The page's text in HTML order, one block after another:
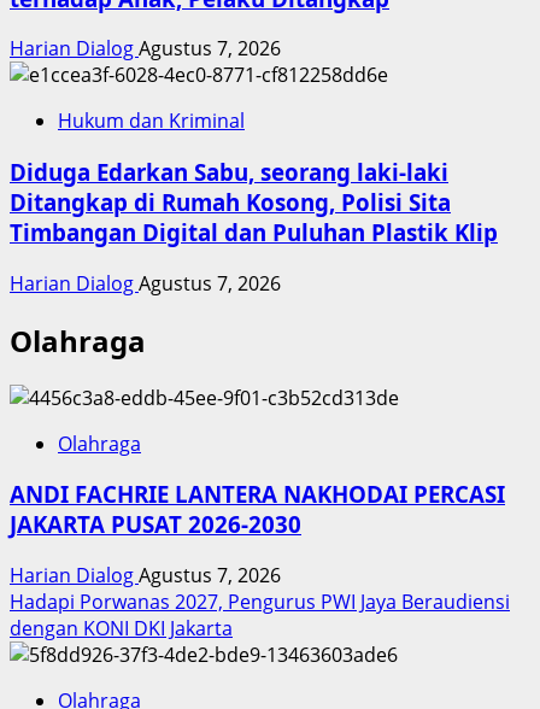
Harian DialogAgustus 7, 2026
Hukum dan Kriminal
Diduga Edarkan Sabu, seorang laki-laki
Ditangkap di Rumah Kosong, Polisi Sita
Timbangan Digital dan Puluhan Plastik Klip
Harian DialogAgustus 7, 2026
Olahraga
Olahraga
ANDI FACHRIE LANTERA NAKHODAI PERCASI
JAKARTA PUSAT 2026-2030
Harian DialogAgustus 7, 2026
Hadapi Porwanas 2027, Pengurus PWI Jaya Beraudiensi
dengan KONI DKI Jakarta
Olahraga